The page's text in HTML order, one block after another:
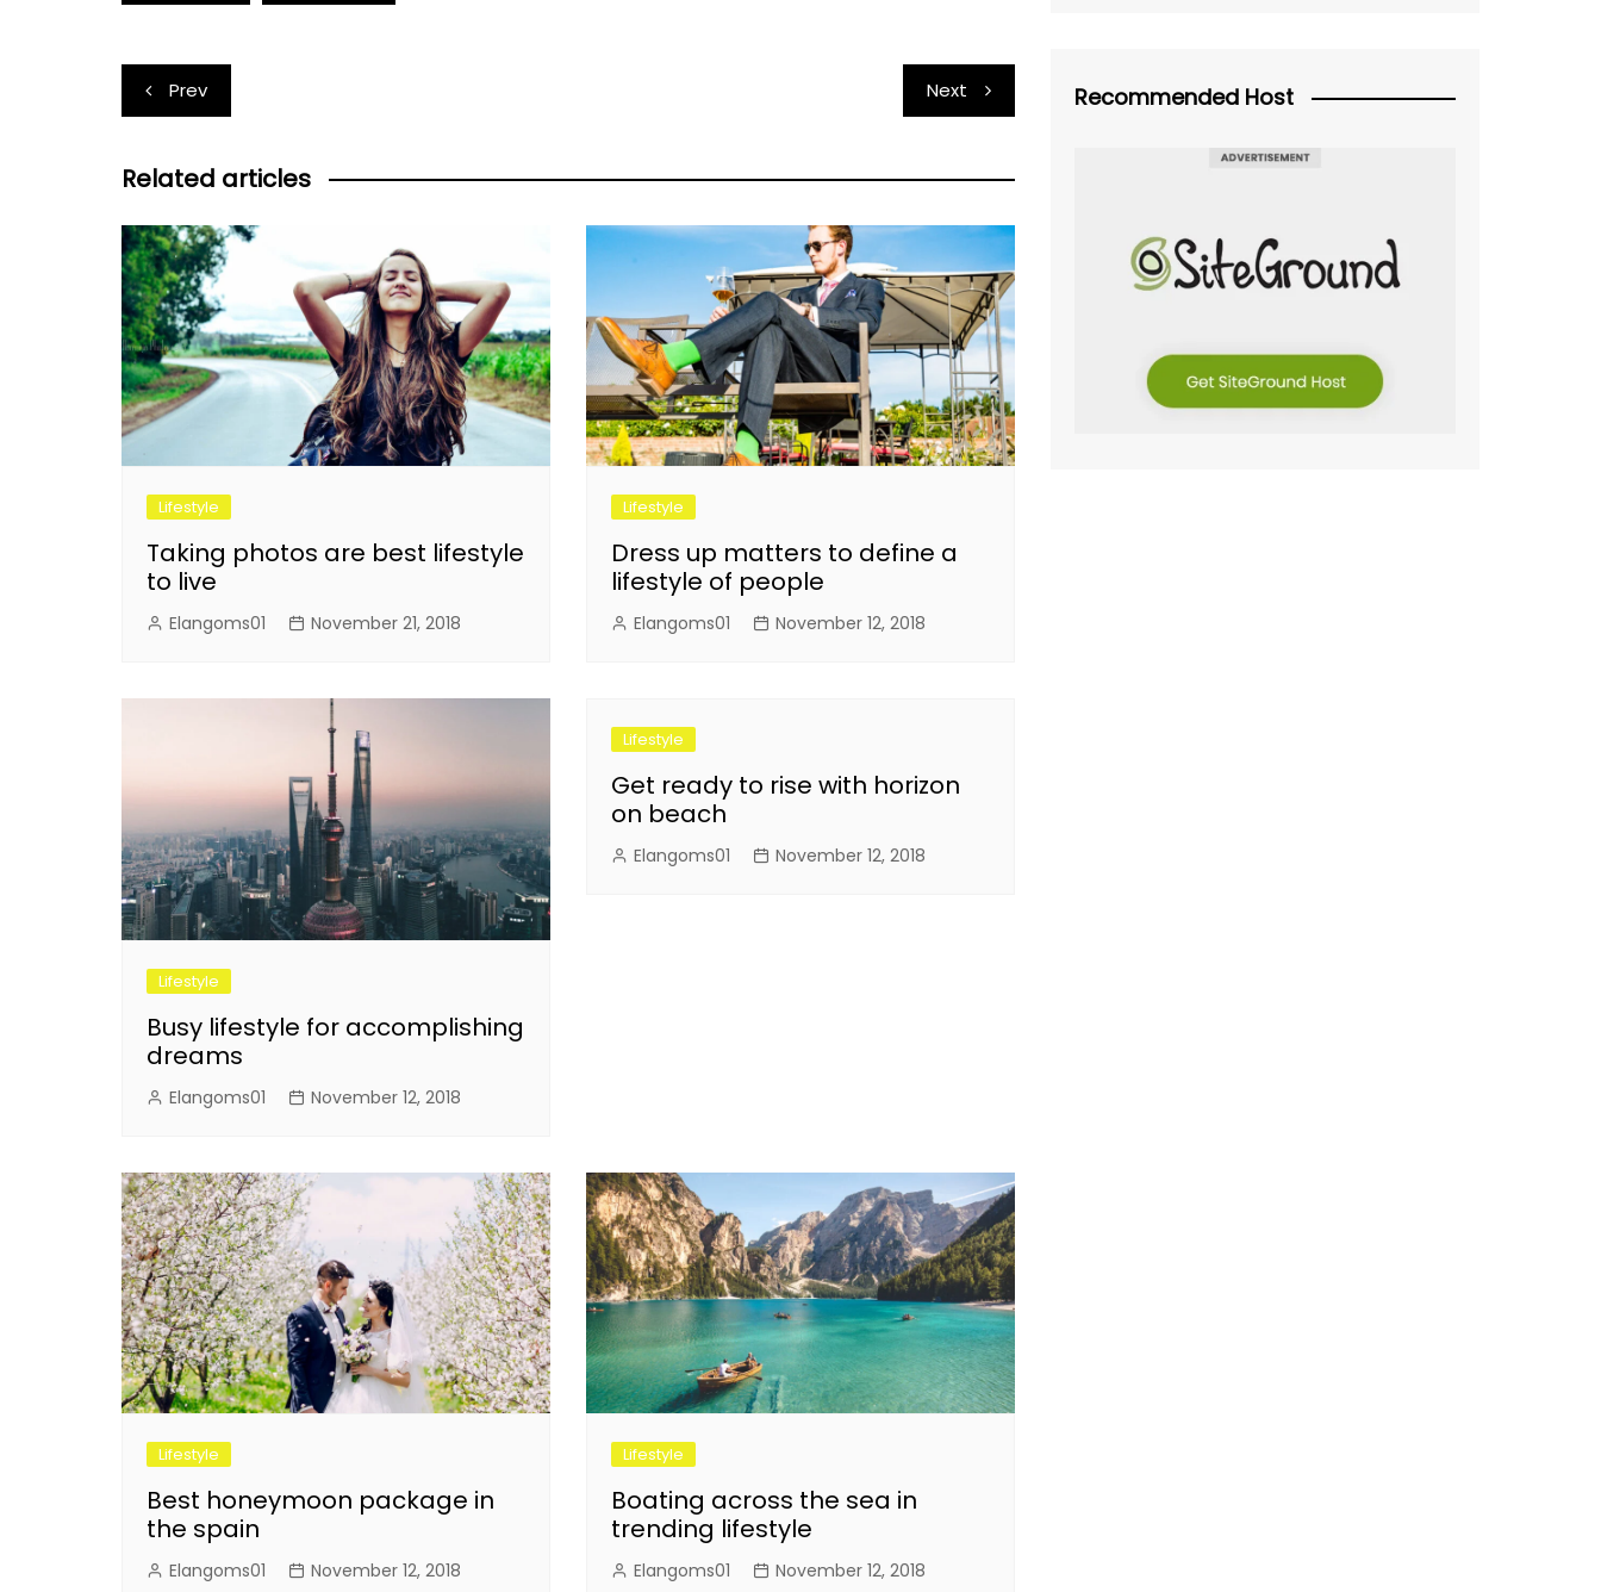
Post
navigation
Prev Next
Related articles
Lifestyle
Taking photos are best lifestyle
to live
Elangoms01 November 21, 2018
Lifestyle
Dress up matters to define a
lifestyle of people
Elangoms01 November 12, 2018
Lifestyle
Busy lifestyle for accomplishing
dreams
Elangoms01 November 12, 2018
Lifestyle
Get ready to rise with horizon
on beach
Elangoms01 November 12, 2018
Lifestyle
Best honeymoon package in
the spain
Elangoms01 November 12, 2018
Lifestyle
Boating across the sea in
trending lifestyle
Elangoms01 November 12, 2018
Recommended Host